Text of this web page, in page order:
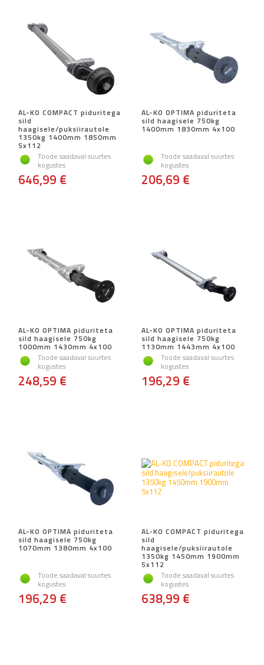
AL-KO COMPACT piduritega
sild
haagisele/puksiirautole
1350kg 1400mm 1850mm
5x112
Toode saadaval suurtes
kogustes
646,99 €
AL-KO OPTIMA piduriteta
sild haagisele 750kg
1400mm 1830mm 4x100
Toode saadaval suurtes
kogustes
206,69 €
AL-KO OPTIMA piduriteta
sild haagisele 750kg
1000mm 1430mm 4x100
Toode saadaval suurtes
kogustes
248,59 €
AL-KO OPTIMA piduriteta
sild haagisele 750kg
1130mm 1443mm 4x100
Toode saadaval suurtes
kogustes
196,29 €
AL-KO OPTIMA piduriteta
sild haagisele 750kg
1070mm 1380mm 4x100
Toode saadaval suurtes
kogustes
196,29 €
AL-KO COMPACT piduritega
sild
haagisele/puksiirautole
1350kg 1450mm 1900mm
5x112
Toode saadaval suurtes
kogustes
638,99 €